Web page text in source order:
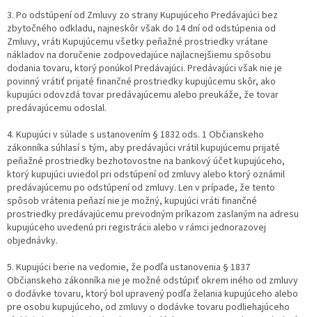
3. Po odstúpení od Zmluvy zo strany Kupujúceho Predávajúci bez
zbytočného odkladu, najneskôr však do 14 dní od odstúpenia od
Zmluvy, vráti Kupujúcemu všetky peňažné prostriedky vrátane
nákladov na doručenie zodpovedajúce najlacnejšiemu spôsobu
dodania tovaru, ktorý ponúkol Predávajúci. Predávajúci však nie je
povinný vrátiť prijaté finančné prostriedky kupujúcemu skôr, ako
kupujúci odovzdá tovar predávajúcemu alebo preukáže, že tovar
predávajúcemu odoslal.
4. Kupujúci v súlade s ustanovením § 1832 ods. 1 Občianskeho
zákonníka súhlasí s tým, aby predávajúci vrátil kupujúcemu prijaté
peňažné prostriedky bezhotovostne na bankový účet kupujúceho,
ktorý kupujúci uviedol pri odstúpení od zmluvy alebo ktorý oznámil
predávajúcemu po odstúpení od zmluvy. Len v prípade, že tento
spôsob vrátenia peňazí nie je možný, kupujúci vráti finančné
prostriedky predávajúcemu prevodným príkazom zaslaným na adresu
kupujúceho uvedenú pri registrácii alebo v rámci jednorazovej
objednávky.
5. Kupujúci berie na vedomie, že podľa ustanovenia § 1837
Občianskeho zákonníka nie je možné odstúpiť okrem iného od zmluvy
o dodávke tovaru, ktorý bol upravený podľa želania kupujúceho alebo
pre osobu kupujúceho, od zmluvy o dodávke tovaru podliehajúceho